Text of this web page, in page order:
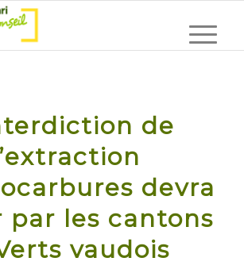
de
devra
par les cantons
vaudois